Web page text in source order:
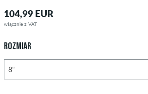
104,99 EUR
włącznie z VAT
ROZMIAR